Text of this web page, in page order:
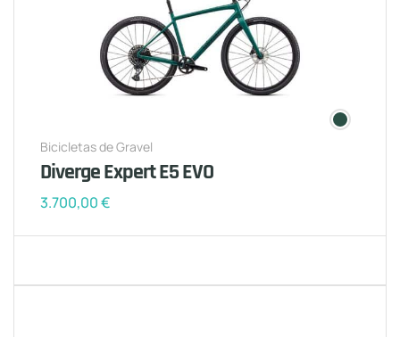
Bicicletas de Gravel
Diverge Expert E5 EVO
3.700,00€